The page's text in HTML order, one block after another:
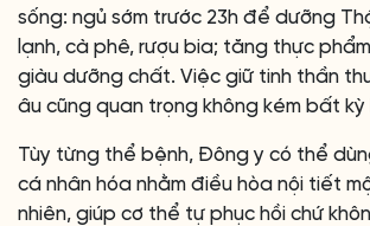
sống: ngủ sớm trước 23h để dưỡng
lạnh, cà phê, rượu bia; tăng thực
giàu dưỡng chất. Việc giữ tinh thần
âu cũng quan trọng không kém bất
Tùy từng thể bệnh, Đông y có thể
cá nhân hóa nhằm điều hòa nội tiết
nhiên, giúp cơ thể tự phục hồi chứ